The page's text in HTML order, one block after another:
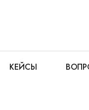
КЕЙСЫ